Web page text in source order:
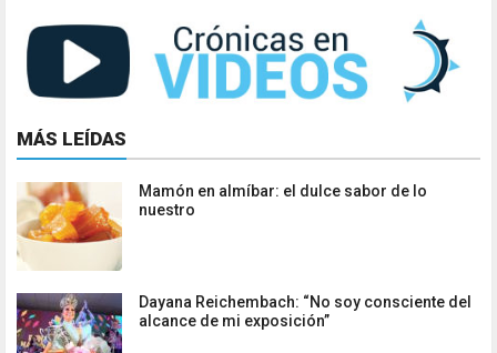
MÁS LEÍDAS
Mamón en almíbar: el dulce sabor de lo
nuestro
Dayana Reichembach: “No soy consciente del
alcance de mi exposición”